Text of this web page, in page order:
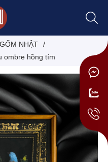
NHẬT
/
ombre hồng tím